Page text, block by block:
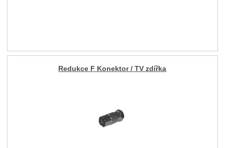
Redukce F Konektor / TV zdířka